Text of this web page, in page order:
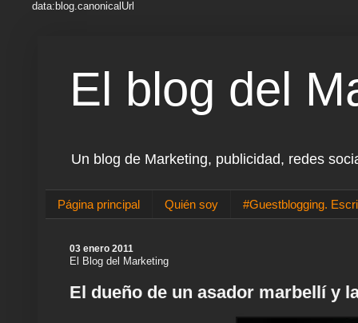
data:blog.canonicalUrl
El blog del
Un blog de Marketing, publicidad, redes
Página principal Quién soy #Guestblogging.
03 enero 2011
El Blog del Marketing
El dueño de un asador marbellí y